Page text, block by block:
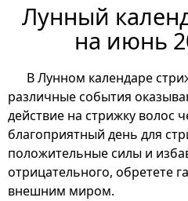
Лунный
на июнь
В Лунном календаре
различные события
действие на стрижку волос
благоприятный день для
положительные силы и
отрицательного, обретете
внешним миром.